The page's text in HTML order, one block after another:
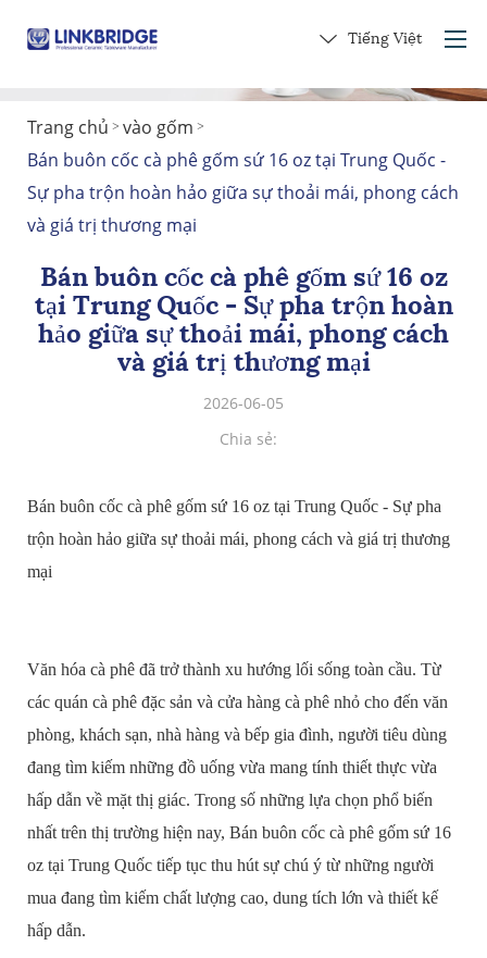
Trang chủ
Giới thiệu về chúng tôi
Các sản phẩm
vào gốm
Liên hệ với chúng tôi
Nhận một món quà
Tiếng Việt
Trang chủ > vào gốm >
Bán buôn cốc cà phê gốm sứ 16 oz tại Trung Quốc -
Sự pha trộn hoàn hảo giữa sự thoải mái, phong cách
và giá trị thương mại
Bán buôn cốc cà phê gốm sứ 16 oz
tại Trung Quốc - Sự pha trộn hoàn
hảo giữa sự thoải mái, phong cách
và giá trị thương mại
2026-06-05
Chia sẻ:
Bán buôn cốc cà phê gốm sứ 16 oz tại Trung Quốc - Sự pha
trộn hoàn hảo giữa sự thoải mái, phong cách và giá trị thương
mại
Văn hóa cà phê đã trở thành xu hướng lối sống toàn cầu. Từ
các quán cà phê đặc sản và cửa hàng cà phê nhỏ cho đến văn
phòng, khách sạn, nhà hàng và bếp gia đình, người tiêu dùng
đang tìm kiếm những đồ uống vừa mang tính thiết thực vừa
hấp dẫn về mặt thị giác. Trong số những lựa chọn phổ biến
nhất trên thị trường hiện nay, Bán buôn cốc cà phê gốm sứ 16
oz tại Trung Quốc tiếp tục thu hút sự chú ý từ những người
mua đang tìm kiếm chất lượng cao, dung tích lớn và thiết kế
hấp dẫn.